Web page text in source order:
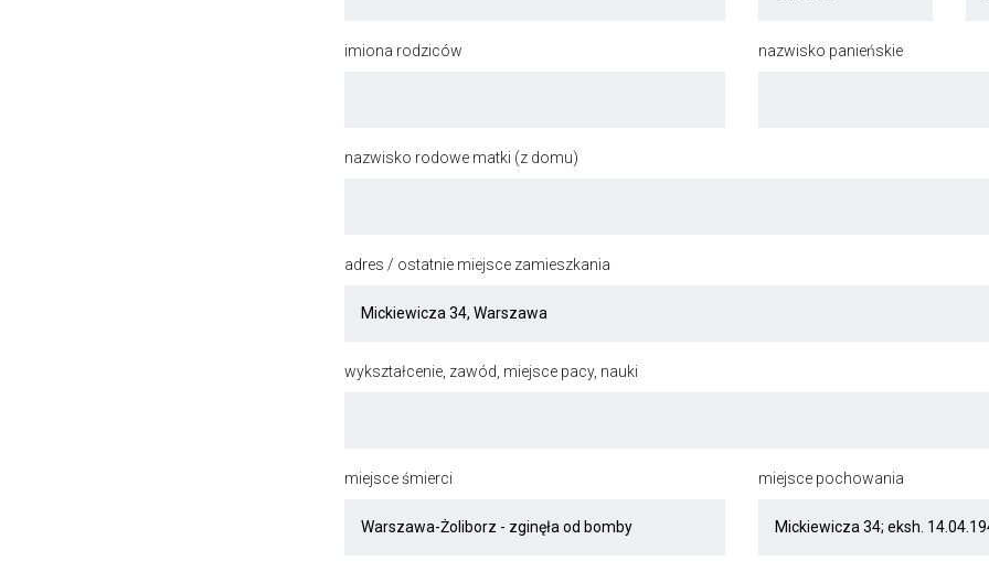
imiona rodziców nazwisko panieńskie
nazwisko rodowe matki (z domu)
adres / ostatnie miejsce zamieszkania
wykształcenie, zawód, miejsce pacy, nauki
miejsce śmierci miejsce pochowania